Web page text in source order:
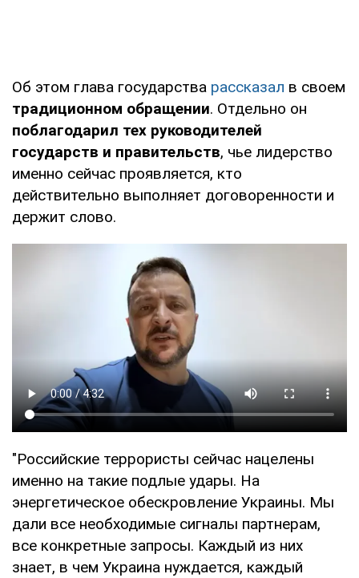
Об этом глава государства рассказал в своем
традиционном обращении. Отдельно он
поблагодарил тех руководителей
государств и правительств, чье лидерство
именно сейчас проявляется, кто
действительно выполняет договоренности и
держит слово.
"Российские террористы сейчас нацелены
именно на такие подлые удары. На
энергетическое обескровление Украины. Мы
дали все необходимые сигналы партнерам,
все конкретные запросы. Каждый из них
знает, в чем Украина нуждается, каждый